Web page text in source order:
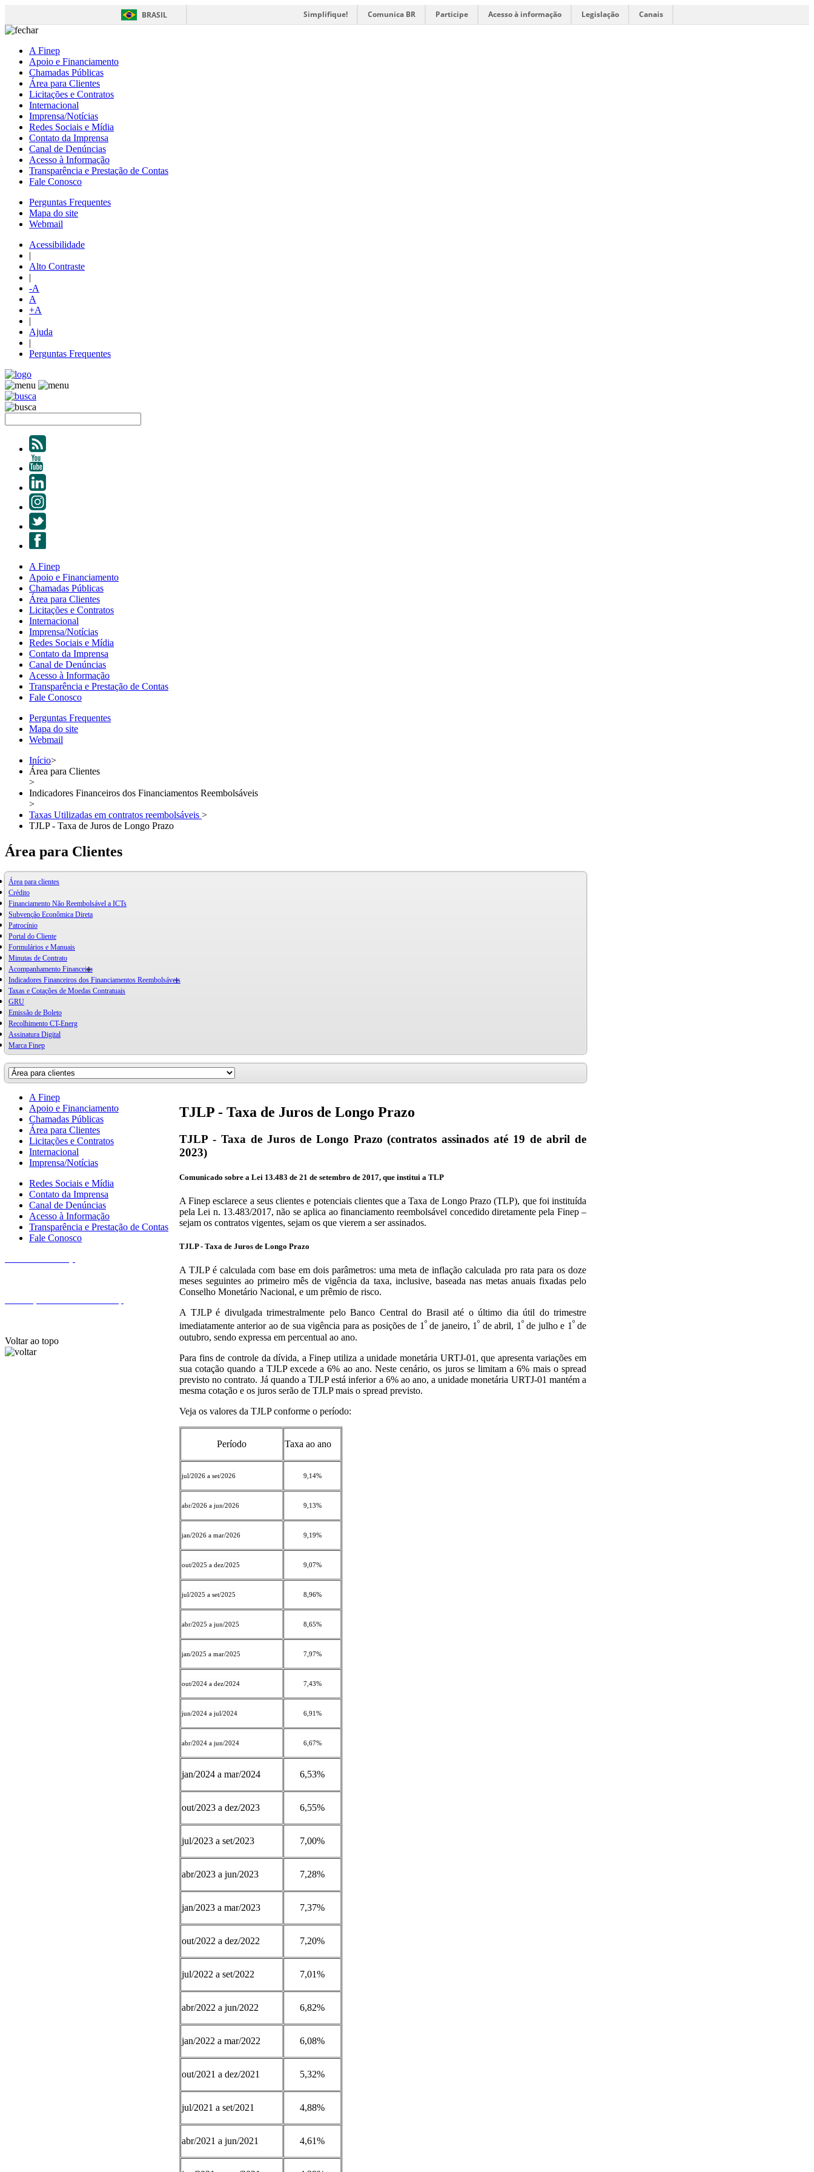
BRASIL Simplifique! Comunica BR Participe Acesso à informação Legislação Canais
A Finep
Apoio e Financiamento
Chamadas Públicas
Área para Clientes
Licitações e Contratos
Internacional
Imprensa/Notícias
Redes Sociais e Mídia
Contato da Imprensa
Canal de Denúncias
Acesso à Informação
Transparência e Prestação de Contas
Fale Conosco
Perguntas Frequentes
Mapa do site
Webmail
Acessibilidade
|
Alto Contraste
|
-A
A
+A
|
Ajuda
|
Perguntas Frequentes
A Finep
Apoio e Financiamento
Chamadas Públicas
Área para Clientes
Licitações e Contratos
Internacional
Imprensa/Notícias
Redes Sociais e Mídia
Contato da Imprensa
Canal de Denúncias
Acesso à Informação
Transparência e Prestação de Contas
Fale Conosco
Perguntas Frequentes
Mapa do site
Webmail
Início>
Área para Clientes
>
Indicadores Financeiros dos Financiamentos Reembolsáveis
>
Taxas Utilizadas em contratos reembolsáveis >
TJLP - Taxa de Juros de Longo Prazo
Área para Clientes
Área para clientes
Crédito
Financiamento Não Reembolsável a ICTs
Subvenção Econômica Direta
Patrocínio
Portal do Cliente
Formulários e Manuais
Minutas de Contrato
Acompanhamento Financeiro
Indicadores Financeiros dos Financiamentos Reembolsáveis
Taxas e Cotações de Moedas Contratuais
GRU
Emissão de Boleto
Recolhimento CT-Energ
Assinatura Digital
Marca Finep
TJLP - Taxa de Juros de Longo Prazo
TJLP - Taxa de Juros de Longo Prazo (contratos assinados até 19 de abril de
2023)
Comunicado sobre a Lei 13.483 de 21 de setembro de 2017, que institui a TLP
A Finep esclarece a seus clientes e potenciais clientes que a Taxa de Longo Prazo (TLP), que foi instituída
pela Lei n. 13.483/2017, não se aplica ao financiamento reembolsável concedido diretamente pela Finep –
sejam os contratos vigentes, sejam os que vierem a ser assinados.
TJLP - Taxa de Juros de Longo Prazo
A TJLP é calculada com base em dois parâmetros: uma meta de inflação calculada pro rata para os doze
meses seguintes ao primeiro mês de vigência da taxa, inclusive, baseada nas metas anuais fixadas pelo
Conselho Monetário Nacional, e um prêmio de risco.
A TJLP é divulgada trimestralmente pelo Banco Central do Brasil até o último dia útil do trimestre
imediatamente anterior ao de sua vigência para as posições de 1ºde janeiro, 1º de abril, 1ºde julho e 1ºde
outubro, sendo expressa em percentual ao ano.
Para fins de controle da dívida, a Finep utiliza a unidade monetária URTJ-01, que apresenta variações em
sua cotação quando a TJLP excede a 6% ao ano. Neste cenário, os juros se limitam a 6% mais o spread
previsto no contrato. Já quando a TJLP está inferior a 6% ao ano, a unidade monetária URTJ-01 mantém a
mesma cotação e os juros serão de TJLP mais o spread previsto.
Veja os valores da TJLP conforme o período:
Período Taxa ao ano
jul/2026 a set/2026 9,14%
abr/2026 a jun/2026 9,13%
jan/2026 a mar/2026 9,19%
out/2025 a dez/2025 9,07%
jul/2025 a set/2025 8,96%
abr/2025 a jun/2025 8,65%
jan/2025 a mar/2025 7,97%
out/2024 a dez/2024 7,43%
jun/2024 a jul/2024 6,91%
abr/2024 a jun/2024 6,67%
jan/2024 a mar/2024 6,53%
out/2023 a dez/2023 6,55%
jul/2023 a set/2023 7,00%
abr/2023 a jun/2023 7,28%
jan/2023 a mar/2023 7,37%
out/2022 a dez/2022 7,20%
jul/2022 a set/2022 7,01%
abr/2022 a jun/2022 6,82%
jan/2022 a mar/2022 6,08%
out/2021 a dez/2021 5,32%
jul/2021 a set/2021 4,88%
abr/2021 a jun/2021 4,61%
A Finep
Apoio e Financiamento
Chamadas Públicas
Área para Clientes
Licitações e Contratos
Internacional
Imprensa/Notícias
Redes Sociais e Mídia
Contato da Imprensa
Canal de Denúncias
Acesso à Informação
Transparência e Prestação de Contas
Fale Conosco
Voltar ao topo